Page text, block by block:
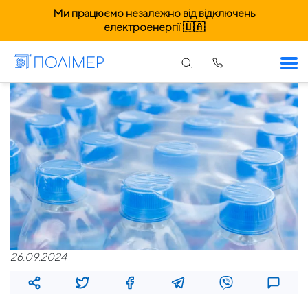
Ми працюємо незалежно від відключень
електроенергії 🇺🇦
26.09.2024